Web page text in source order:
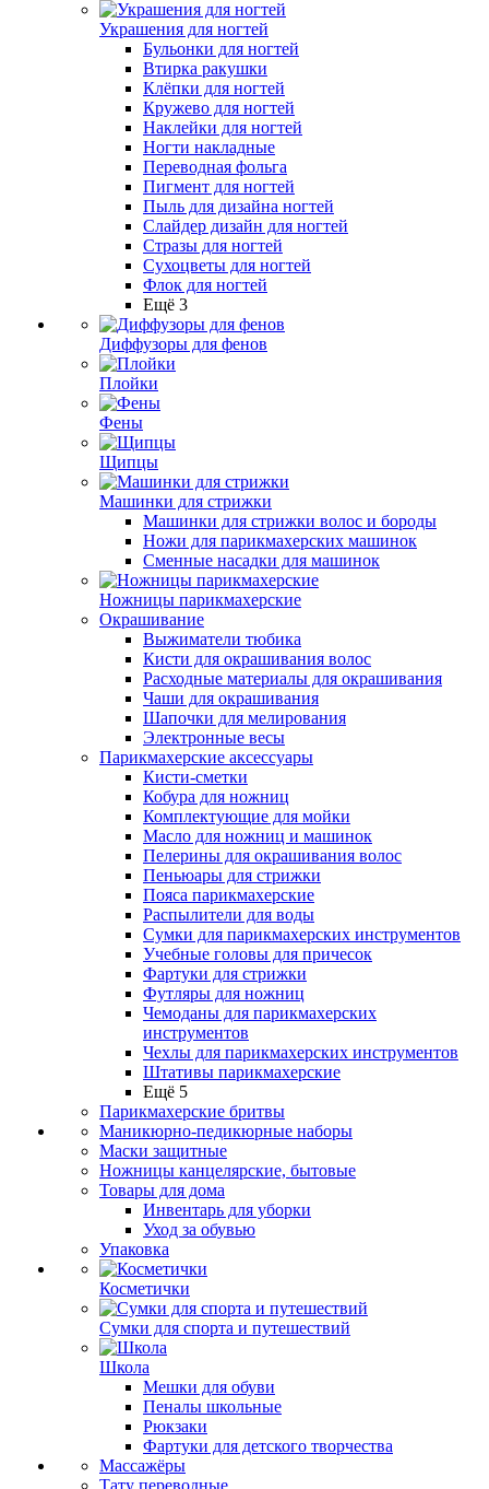
Украшения для ногтей
Бульонки для ногтей
Втирка ракушки
Клёпки для ногтей
Кружево для ногтей
Наклейки для ногтей
Ногти накладные
Переводная фольга
Пигмент для ногтей
Пыль для дизайна ногтей
Слайдер дизайн для ногтей
Стразы для ногтей
Сухоцветы для ногтей
Флок для ногтей
Ещё 3
Диффузоры для фенов
Плойки
Фены
Щипцы
Машинки для стрижки
Машинки для стрижки волос и бороды
Ножи для парикмахерских машинок
Сменные насадки для машинок
Ножницы парикмахерские
Окрашивание
Выжиматели тюбика
Кисти для окрашивания волос
Расходные материалы для окрашивания
Чаши для окрашивания
Шапочки для мелирования
Электронные весы
Парикмахерские аксессуары
Кисти-сметки
Кобура для ножниц
Комплектующие для мойки
Масло для ножниц и машинок
Пелерины для окрашивания волос
Пеньюары для стрижки
Пояса парикмахерские
Распылители для воды
Сумки для парикмахерских инструментов
Учебные головы для причесок
Фартуки для стрижки
Футляры для ножниц
Чемоданы для парикмахерских
инструментов
Чехлы для парикмахерских инструментов
Штативы парикмахерские
Ещё 5
Парикмахерские бритвы
Маникюрно-педикюрные наборы
Маски защитные
Ножницы канцелярские, бытовые
Товары для дома
Инвентарь для уборки
Уход за обувью
Упаковка
Косметички
Сумки для спорта и путешествий
Школа
Мешки для обуви
Пеналы школьные
Рюкзаки
Фартуки для детского творчества
Массажёры
Тату переводные